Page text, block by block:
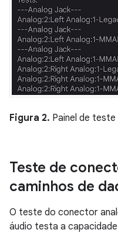
Figura 2. Painel de
Teste de
caminhos de
O teste do conector
áudio testa a